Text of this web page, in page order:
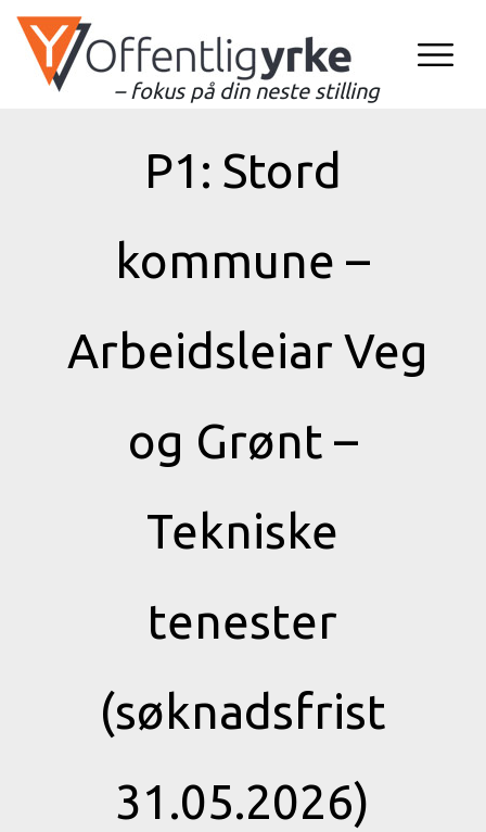
– fokus på din neste stilling
P1: Stord
kommune –
Arbeidsleiar Veg
og Grønt –
Tekniske
tenester
(søknadsfrist
31.05.2026)